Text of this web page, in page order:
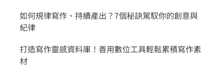
如何規律寫作、持續產出？7個秘訣駕馭你的創意與
紀律
打造寫作靈感資料庫！善用數位工具輕鬆累積寫作素
材